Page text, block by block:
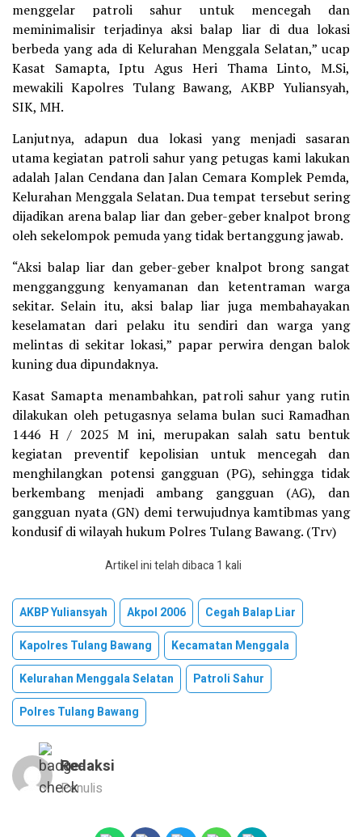
menggelar patroli sahur untuk mencegah dan
meminimalisir terjadinya aksi balap liar di dua lokasi
berbeda yang ada di Kelurahan Menggala Selatan,” ucap
Kasat Samapta, Iptu Agus Heri Thama Linto, M.Si,
mewakili Kapolres Tulang Bawang, AKBP Yuliansyah,
SIK, MH.
Lanjutnya, adapun dua lokasi yang menjadi sasaran
utama kegiatan patroli sahur yang petugas kami lakukan
adalah Jalan Cendana dan Jalan Cemara Komplek Pemda,
Kelurahan Menggala Selatan. Dua tempat tersebut sering
dijadikan arena balap liar dan geber-geber knalpot brong
oleh sekelompok pemuda yang tidak bertanggung jawab.
“Aksi balap liar dan geber-geber knalpot brong sangat
mengganggung kenyamanan dan ketentraman warga
sekitar. Selain itu, aksi balap liar juga membahayakan
keselamatan dari pelaku itu sendiri dan warga yang
melintas di sekitar lokasi,” papar perwira dengan balok
kuning dua dipundaknya.
Kasat Samapta menambahkan, patroli sahur yang rutin
dilakukan oleh petugasnya selama bulan suci Ramadhan
1446 H / 2025 M ini, merupakan salah satu bentuk
kegiatan preventif kepolisian untuk mencegah dan
menghilangkan potensi gangguan (PG), sehingga tidak
berkembang menjadi ambang gangguan (AG), dan
gangguan nyata (GN) demi terwujudnya kamtibmas yang
kondusif di wilayah hukum Polres Tulang Bawang. (Trv)
Artikel ini telah dibaca 1 kali
AKBP Yuliansyah Akpol 2006
Cegah Balap Liar
Kapolres Tulang Bawang
Kecamatan Menggala
Kelurahan Menggala Selatan
Patroli Sahur
Polres Tulang Bawang
Redaksi
Penulis